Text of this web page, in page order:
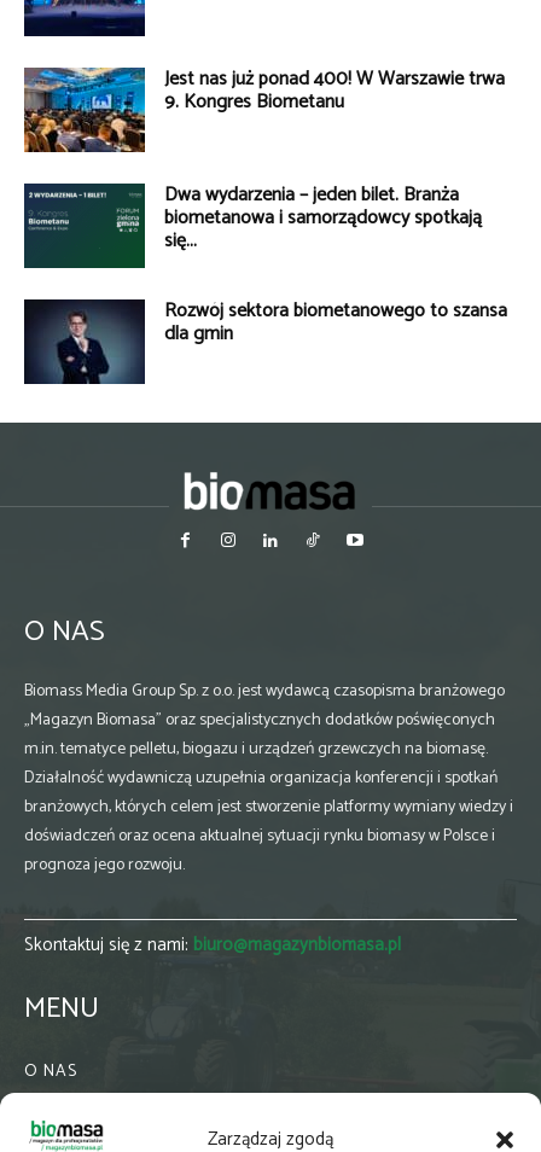
Zarządzaj zgodą
Jest nas już ponad 400! W Warszawie trwa
9. Kongres Biometanu
Dwa wydarzenia – jeden bilet. Branża
biometanowa i samorządowcy spotkają
się...
Rozwój sektora biometanowego to szansa
dla gmin
O NAS
Biomass Media Group Sp. z o.o. jest wydawcą czasopisma branżowego
„Magazyn Biomasa” oraz specjalistycznych dodatków poświęconych
m.in. tematyce pelletu, biogazu i urządzeń grzewczych na biomasę.
Działalność wydawniczą uzupełnia organizacja konferencji i spotkań
branżowych, których celem jest stworzenie platformy wymiany wiedzy i
doświadczeń oraz ocena aktualnej sytuacji rynku biomasy w Polsce i
prognoza jego rozwoju.
Skontaktuj się z nami: biuro@magazynbiomasa.pl
MENU
O NAS
WSPÓŁPRACA